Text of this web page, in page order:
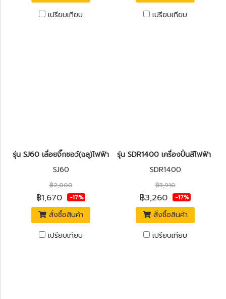
เปรียบเทียบ เปรียบเทียบ
รุ่น SJ60 เลื่อยจิ๊กซอว์(ฉลุ)ไฟฟ้า 600W. STANLEY
SJ60
฿2,000
฿1,670 -17%
สั่งซื้อสินค้า
เปรียบเทียบ
รุ่น SDR1400 เครื่องปั่นสีไฟฟ้า
SDR1400
฿3,910
฿3,260 -17%
สั่งซื้อสินค้า
เปรียบเทียบ